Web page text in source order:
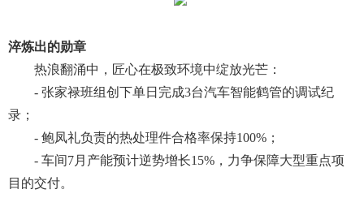
淬炼出的勋章
热浪翻涌中，匠心在极致环境中绽放光芒：
- 张家禄班组创下单日完成3台汽车智能鹤管的调试纪
录；
- 鲍凤礼负责的热处理件合格率保持100%；
- 车间7月产能预计逆势增长15%，力争保障大型重点项
目的交付。